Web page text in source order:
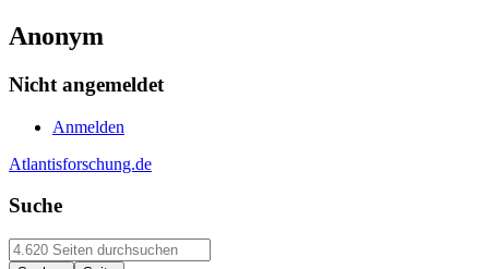
Anonym
Nicht angemeldet
Anmelden
Atlantisforschung.de
Suche